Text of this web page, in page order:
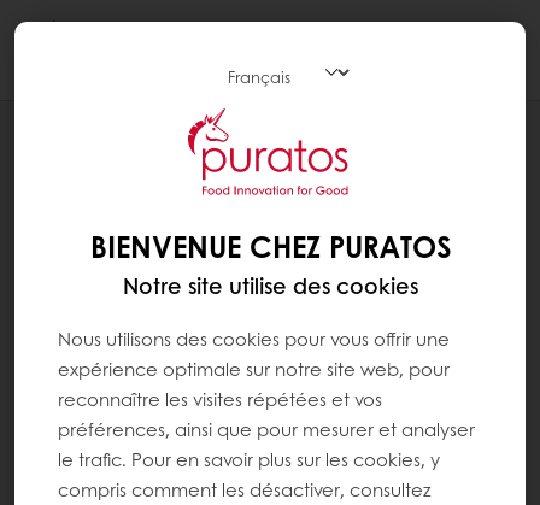
MINI-MUFFIN À LA CITROUILLE ET AUX
BIENVENUE CHEZ PURATOS
Notre site utilise des cookies
Nous utilisons des cookies pour vous offrir une
expérience optimale sur notre site web, pour
reconnaître les visites répétées et vos
préférences, ainsi que pour mesurer et analyser
le trafic. Pour en savoir plus sur les cookies, y
compris comment les désactiver, consultez